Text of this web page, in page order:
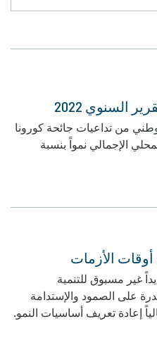
السنوي 2022
من تداعيات جائحة كورونا
المحلي الإجمالي نمواً بنسبة
الأزمات
غير مسبوق للتنمية
على الصمود والإستدامة
إعادة تعريف أساسيات النمو.